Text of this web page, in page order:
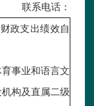
系电话：
政支出绩效自
事业和语言文
构及直属二级